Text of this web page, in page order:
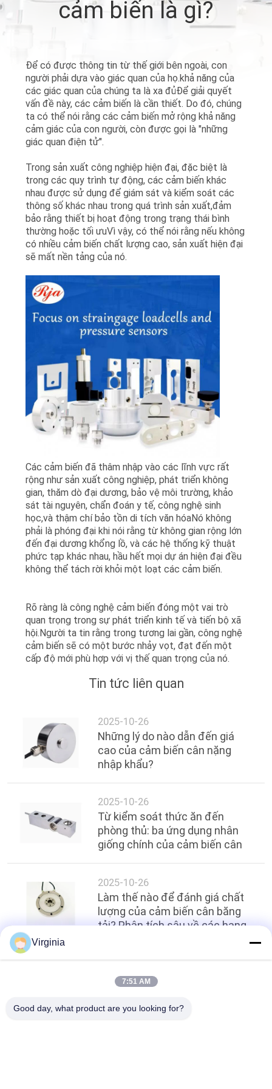
TÔI
QUAN
NHÀ
MÁY
KIỂM
SOÁT
CHẤT
LƯỢNG
LIÊN
CHÚNG
GIÁ
TRANG
WEB
CHÍNH
SÁCH
MẬT
cảm biến là gì?
Để có được thông tin từ thế giới bên ngoài, con
người phải dựa vào giác quan của họ.khả năng của
các giác quan của chúng ta là xa đủĐể giải quyết
vấn đề này, các cảm biến là cần thiết. Do đó, chúng
ta có thể nói rằng các cảm biến mở rộng khả năng
cảm giác của con người, còn được gọi là "những
giác quan điện tử".
Trong sản xuất công nghiệp hiện đại, đặc biệt là
trong các quy trình tự động, các cảm biến khác
nhau được sử dụng để giám sát và kiểm soát các
thông số khác nhau trong quá trình sản xuất,đảm
bảo rằng thiết bị hoạt động trong trạng thái bình
thường hoặc tối ưuVì vậy, có thể nói rằng nếu không
có nhiều cảm biến chất lượng cao, sản xuất hiện đại
sẽ mất nền tảng của nó.
Các cảm biến đã thâm nhập vào các lĩnh vực rất
rộng như sản xuất công nghiệp, phát triển không
gian, thăm dò đại dương, bảo vệ môi trường, khảo
sát tài nguyên, chẩn đoán y tế, công nghệ sinh
học,và thậm chí bảo tồn di tích văn hóaNó không
phải là phóng đại khi nói rằng từ không gian rộng lớn
đến đại dương khổng lồ, và các hệ thống kỹ thuật
phức tạp khác nhau, hầu hết mọi dự án hiện đại đều
không thể tách rời khỏi một loạt các cảm biến.
Rõ ràng là công nghệ cảm biến đóng một vai trò
quan trọng trong sự phát triển kinh tế và tiến bộ xã
hội.Người ta tin rằng trong tương lai gần, công nghệ
cảm biến sẽ có một bước nhảy vọt, đạt đến một
cấp độ mới phù hợp với vị thế quan trọng của nó.
Tin tức liên quan
2025-10-26
Những lý do nào dẫn đến giá
cao của cảm biến cân nặng
nhập khẩu?
2025-10-26
Từ kiểm soát thức ăn đến
phòng thủ: ba ứng dụng nhân
giống chính của cảm biến cân
2025-10-26
Làm thế nào để đánh giá chất
lượng của cảm biến cân băng
tải? Phân tích sâu về các hạng
Hàng đầu
Virginia
7:51 AM
Good day, what product are you looking for?